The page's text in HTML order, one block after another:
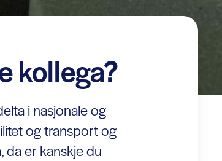
kollega?
i nasjonale og
og transport og
er kanskje du